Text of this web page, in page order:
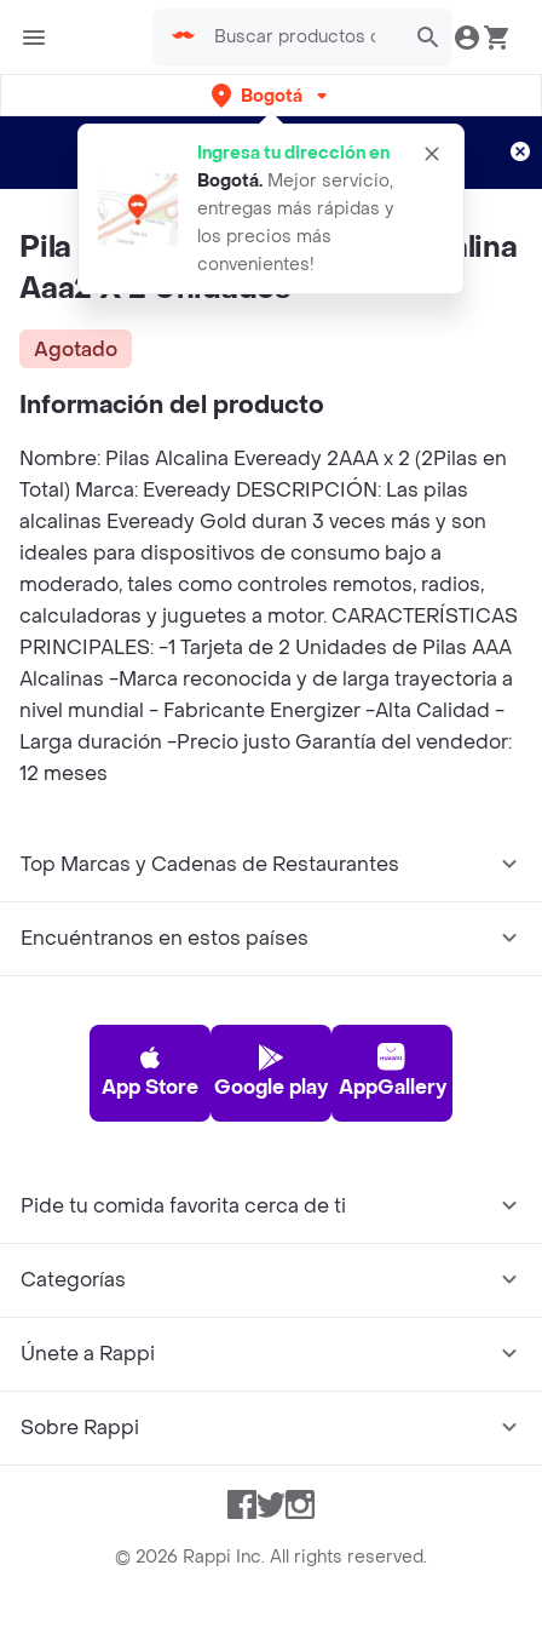
Bogotá
Ingresa tu dirección en
Bogotá. Mejor servicio,
entregas más rápidas y
los precios más
convenientes!
envíos gratis por semanas
Aplican TyC
Pila Bateria Eveready Gold Alcalina
Aaa2 X 2 Unidades
Agotado
Información del producto
Nombre: Pilas Alcalina Eveready 2AAA x 2 (2Pilas en
Total) Marca: Eveready DESCRIPCIÓN: Las pilas
alcalinas Eveready Gold duran 3 veces más y son
ideales para dispositivos de consumo bajo a
moderado, tales como controles remotos, radios,
calculadoras y juguetes a motor. CARACTERÍSTICAS
PRINCIPALES: -1 Tarjeta de 2 Unidades de Pilas AAA
Alcalinas -Marca reconocida y de larga trayectoria a
nivel mundial - Fabricante Energizer -Alta Calidad -
Larga duración -Precio justo Garantía del vendedor:
12 meses
Top Marcas y Cadenas de Restaurantes
Encuéntranos en estos países
App Store Google play AppGallery
Pide tu comida favorita cerca de ti
Categorías
Únete a Rappi
Sobre Rappi
Facebook
TwitterInstagram
© 2026 Rappi Inc. All rights reserved.